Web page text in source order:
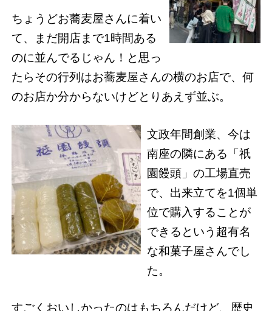
ちょうどお蕎麦屋さんに着い
て、まだ開店まで1時間ある
のに並んでるじゃん！と思っ
たらその行列はお蕎麦屋さんの横のお店で、何
のお店か分からないけどとりあえず並ぶ。
文政年間創業、今は
南座の隣にある「祇
園饅頭」の工場直売
で、出来立てを1個単
位で購入することが
できるという超有名
な和菓子屋さんでし
た。
すごくおいしかったのはもちろんだけど、歴史